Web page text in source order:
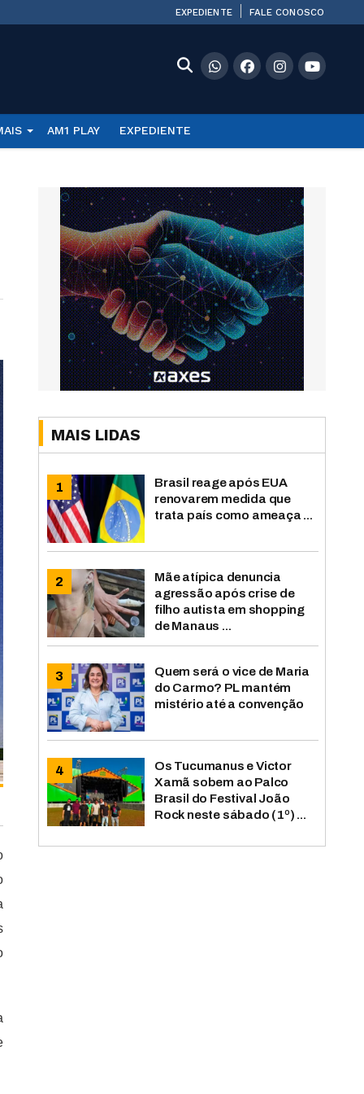
EXPEDIENTE FALE CONOSCO
AM1 PLAY EXPEDIENTE
MAIS LIDAS
Brasil reage após EUA
renovarem medida que
trata país como ameaça ...
Mãe atípica denuncia
agressão após crise de
filho autista em shopping
de Manaus ...
Quem será o vice de Maria
do Carmo? PL mantém
mistério até a convenção
Os Tucumanus e Victor
Xamã sobem ao Palco
Brasil do Festival João
Rock neste sábado (1º) ...